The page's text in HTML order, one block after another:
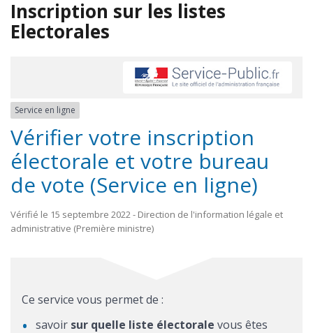
Inscription sur les listes
Electorales
Service en ligne
Vérifier votre inscription
électorale et votre bureau
de vote (Service en ligne)
Vérifié le 15 septembre 2022 - Direction de l'information légale et
administrative (Première ministre)
Ce service vous permet de :
savoir sur quelle liste électorale vous êtes